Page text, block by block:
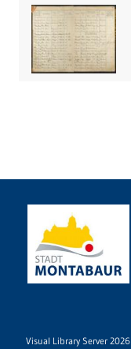
Visual Library Server 2026